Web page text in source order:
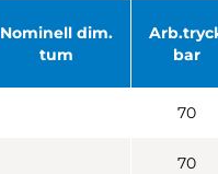
Nominell dim.
tum
bar
70
70